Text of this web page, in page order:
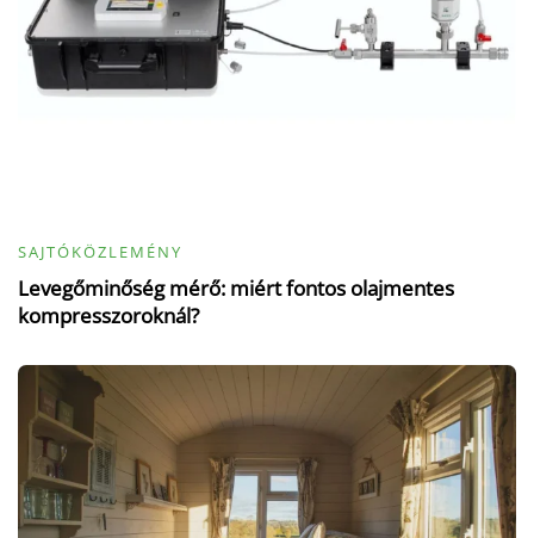
SAJTÓKÖZLEMÉNY
Levegőminőség mérő: miért fontos olajmentes
kompresszoroknál?